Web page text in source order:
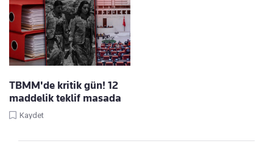
TBMM'de kritik gün! 12
maddelik teklif masada
Kaydet